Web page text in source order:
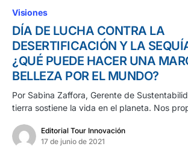
Visiones
DÍA DE LUCHA CONTRA LA
DESERTIFICACIÓN Y LA
¿QUÉ PUEDE HACER UNA
BELLEZA POR EL MUNDO?
Por Sabina Zaffora, Gerente de
tierra sostiene la vida en el planeta. Nos
Editorial Tour Innovación
17 de junio de 2021